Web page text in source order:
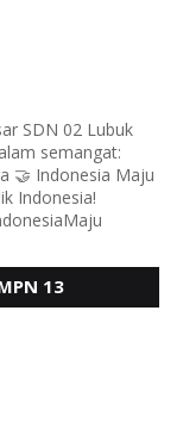
SDN 02 Lubuk
semangat:
🤝 Indonesia Maju
Indonesia!
13